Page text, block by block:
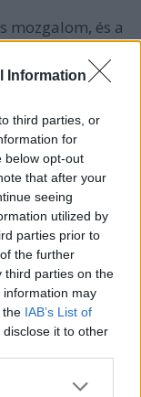
Information
third parties, or
for
below opt-out
that after your
seeing
utilized by
parties prior to
the further
third parties on the
information may
the IAB’s List of
it to other
or more Google
mozgalom, és a
parlament
rendszer).
az
– vagyis
előtt.
Merkel
az
– állítólag
időpontja
mégiscsak a